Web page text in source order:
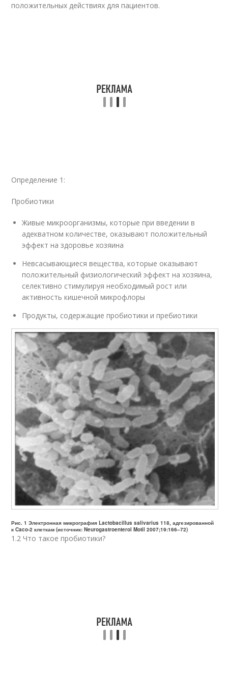
положительных действиях для пациентов.
Определение 1:
Пробиотики
Живые микроорганизмы, которые при введении в
адекватном количестве, оказывают положительный
эффект на здоровье хозяина
Невсасывающиеся вещества, которые оказывают
положительный физиологический эффект на хозяина,
селективно стимулируя необходимый рост или
активность кишечной микрофлоры
Продукты, содержащие пробиотики и пребиотики
Рис. 1 Электронная микрография Lactobacillus salivarius 118, адгезированной
к Caco-2 клеткам (источник: Neurogastroenterol Motil 2007;19:166–72)
1.2 Что такое пробиотики?